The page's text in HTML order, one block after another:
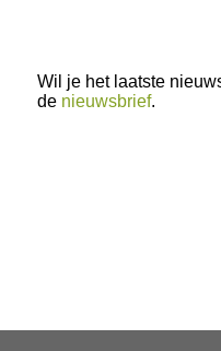
Wil je het laatste
de nieuwsbrief.